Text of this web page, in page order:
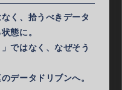
く、拾うべきデータ
態に。
ではなく、なぜそう
データドリブンへ。